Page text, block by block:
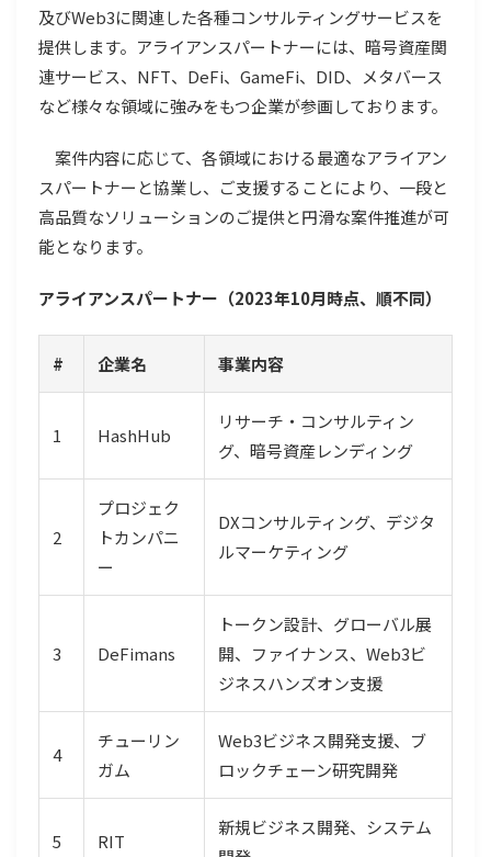
及びWeb3に関連した各種コンサルティングサービスを
提供します。アライアンスパートナーには、暗号資産関
連サービス、NFT、DeFi、GameFi、DID、メタバース
など様々な領域に強みをもつ企業が参画しております。
案件内容に応じて、各領域における最適なアライアン
スパートナーと協業し、ご支援することにより、一段と
高品質なソリューションのご提供と円滑な案件推進が可
能となります。
アライアンスパートナー（2023年10月時点、順不同）
# 企業名 事業内容
1 HashHub
リサーチ・コンサルティン
グ、暗号資産レンディング
2
プロジェク
トカンパニ
ー
DXコンサルティング、デジタ
ルマーケティング
3 DeFimans
トークン設計、グローバル展
開、ファイナンス、Web3ビ
ジネスハンズオン支援
4
チューリン
ガム
Web3ビジネス開発支援、ブ
ロックチェーン研究開発
5 RIT
新規ビジネス開発、システム